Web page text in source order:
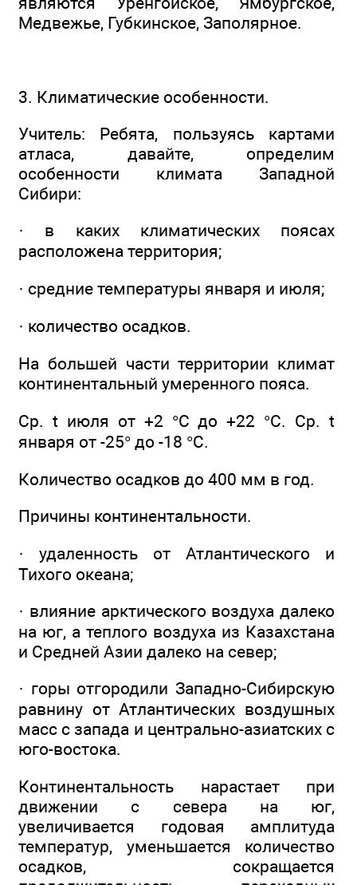
Медвежье, Губкинское, Заполярное.
3. Климатические особенности.
Учитель: Ребята, пользуясь картами
атласа, давайте, определим
особенности климата Западной
Сибири:
· в каких климатических поясах
расположена территория;
· средние температуры января и июля;
· количество осадков.
На большей части территории климат
континентальный умеренного пояса.
Ср. t июля от +2 °С до +22 °С. Ср. t
января от -25° до -18 °С.
Количество осадков до 400 мм в год.
Причины континентальности.
· удаленность от Атлантического и
Тихого океана;
· влияние арктического воздуха далеко
на юг, а теплого воздуха из Казахстана
и Средней Азии далеко на север;
· горы отгородили Западно-Сибирскую
равнину от Атлантических воздушных
масс с запада и центрально-азиатских с
юго-востока.
Континентальность нарастает при
движении с севера на юг,
увеличивается годовая амплитуда
температур, уменьшается количество
осадков, сокращается